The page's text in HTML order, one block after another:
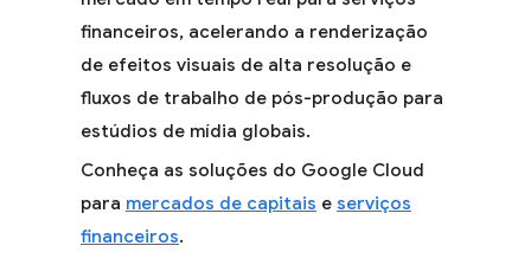
financeiros, acelerando a renderização
de efeitos visuais de alta resolução e
fluxos de trabalho de pós-produção para
estúdios de mídia globais.
Conheça as soluções do Google Cloud
para mercados de capitais e serviços
financeiros.